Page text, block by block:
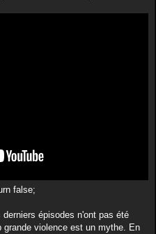
false;
épisodes n'ont pas été
violence est un mythe. En